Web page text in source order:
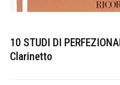
10 STUDI DI
Clarinetto